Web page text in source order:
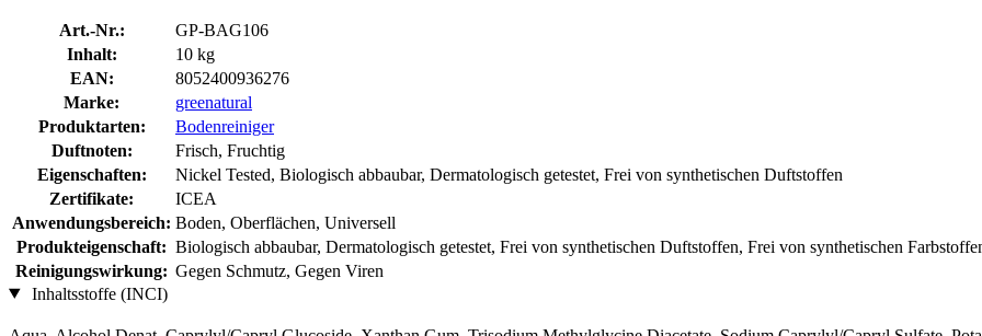
Art.-Nr.:
GP-BAG106
Inhalt:
10 kg
EAN:
8052400936276
Marke:
greenatural
Produktarten:
Bodenreiniger
Duftnoten:
Frisch, Fruchtig
Eigenschaften:
Nickel Tested, Biologisch abbaubar, Dermatologisch getestet, Frei von synthetischen Duftstoffen
Zertifikate:
ICEA
Anwendungsbereich: Boden, Oberflächen, Universell
Produkteigenschaft: Biologisch abbaubar, Dermatologisch getestet, Frei von synthetischen Duftstoffen, Frei von synthetischen
Reinigungswirkung: Gegen Schmutz, Gegen Viren
Inhaltsstoffe (INCI)